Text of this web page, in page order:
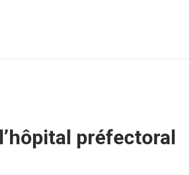
préfectoral